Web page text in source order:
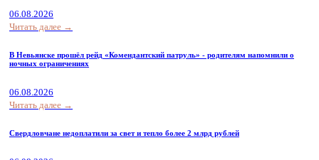
06.08.2026
Читать далее →
В Невьянске прошёл рейд «Комендантский патруль» - родителям напомнили о
ночных ограничениях
06.08.2026
Читать далее →
Свердловчане недоплатили за свет и тепло более 2 млрд рублей